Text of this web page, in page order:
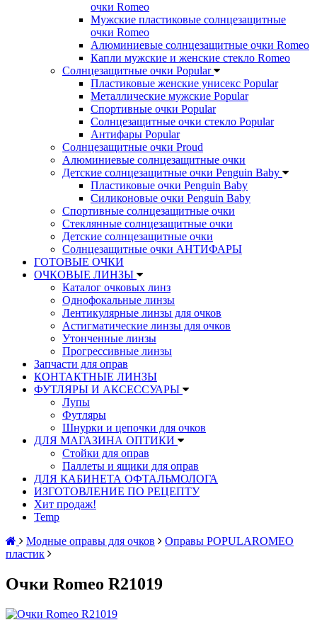
очки Romeo
Мужские пластиковые солнцезащитные
очки Romeo
Алюминиевые солнцезащитные очки Romeo
Капли мужские и женские стекло Romeo
Солнцезащитные очки Popular
Пластиковые женские унисекс Popular
Металлические мужские Popular
Спортивные очки Popular
Солнцезащитные очки стекло Popular
Aнтифары Popular
Солнцезащитные очки Proud
Алюминиевые солнцезащитные очки
Детские солнцезащитные очки Penguin Baby
Пластиковые очки Penguin Baby
Силиконовые очки Penguin Baby
Спортивные солнцезащитные очки
Стеклянные солнцезащитные очки
Детские солнцезащитные очки
Солнцезащитные очки АНТИФАРЫ
ГОТОВЫЕ ОЧКИ
ОЧКОВЫЕ ЛИНЗЫ
Каталог очковых линз
Однофокальные линзы
Лентикулярные линзы для очков
Астигматические линзы для очков
Утонченные линзы
Прогрессивные линзы
Запчасти для оправ
КОНТАКТНЫЕ ЛИНЗЫ
ФУТЛЯРЫ И АКСЕССУАРЫ
Лупы
Футляры
Шнурки и цепочки для очков
ДЛЯ МАГАЗИНА ОПТИКИ
Стойки для оправ
Паллеты и ящики для оправ
ДЛЯ КАБИНЕТА ОФТАЛЬМОЛОГА
ИЗГОТОВЛЕНИЕ ПО РЕЦЕПТУ
Хит продаж!
Temp
Модные оправы для очков
Оправы POPULAROMEO
пластик
Очки Romeo R21019